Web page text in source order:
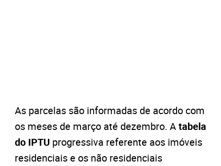
As parcelas são informadas de acordo com
os meses de março até dezembro. Atabela
do IPTU progressiva referente aos imóveis
residenciais e os não residenciais